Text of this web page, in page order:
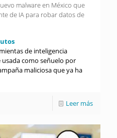
malware en México que
de IA para robar datos de
de inteligencia
como señuelo por
maliciosa que ya ha
Leer más